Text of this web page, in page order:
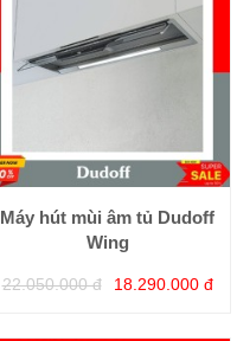
Máy hút mùi âm tủ Dudoff
Wing
22.050.000 đ 18.290.000 đ